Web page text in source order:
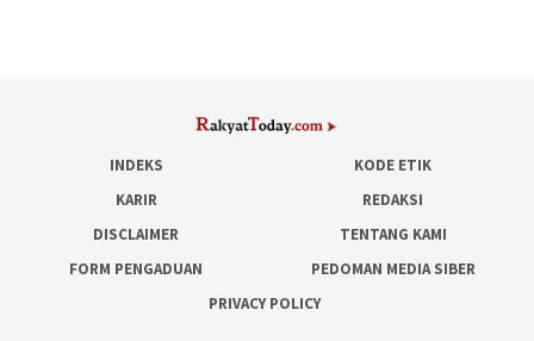
INDEKS
KODE ETIK
KARIR
REDAKSI
DISCLAIMER
TENTANG KAMI
FORM PENGADUAN
PEDOMAN MEDIA SIBER
PRIVACY POLICY